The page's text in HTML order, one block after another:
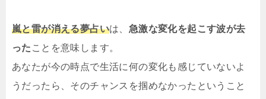
嵐と雷が消える夢占いは、 急激な変化を起こす波が去
った ことを意味します。
あなたが今の時点で生活に何の変化も感じていないよ
うだったら、そのチャンスを掴めなかったということ